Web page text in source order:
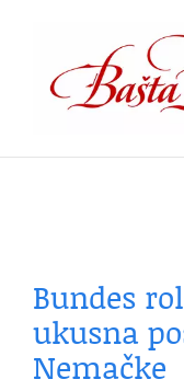
content
Bundes
ukusna
Nemačke